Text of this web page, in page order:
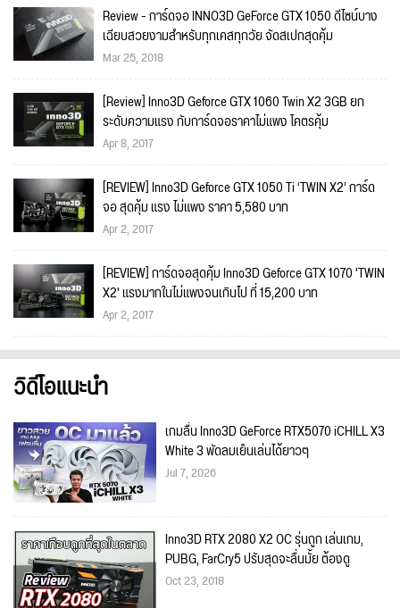
Review - การ์ดจอ INNO3D GeForce GTX 1050 ดีไซน์บาง
เฉียบสวยงามสำหรับทุกเคสทุกวัย จัดสเปกสุดคุ้ม
Mar 25, 2018
[Review] Inno3D Geforce GTX 1060 Twin X2 3GB ยก
ระดับความแรง กับการ์ดจอราคาไม่แพง โคตรคุ้ม
Apr 8, 2017
[REVIEW] Inno3D Geforce GTX 1050 Ti ‘TWIN X2’ การ์ด
จอ สุดคุ้ม แรง ไม่แพง ราคา 5,580 บาท
Apr 2, 2017
[REVIEW] การ์ดจอสุดคุ้ม Inno3D Geforce GTX 1070 'TWIN
X2' แรงมากในไม่แพงจนเกินไป ที่ 15,200 บาท
Apr 2, 2017
วิดีโอแนะนำ
เกมลื่น Inno3D GeForce RTX5070 iCHILL X3
White 3 พัดลมเย็นเล่นได้ยาวๆ
Jul 7, 2026
Inno3D RTX 2080 X2 OC รุ่นถูก เล่นเกม,
PUBG, FarCry5 ปรับสุดจะลื่นมั้ย ต้องดู
Oct 23, 2018